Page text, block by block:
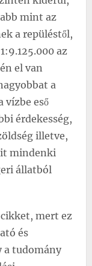
mint az
a repüléstől,
az
el van
a
vízbe eső
érdekesség,
illetve,
mindenki
állatból
mert ez
és
a tudomány